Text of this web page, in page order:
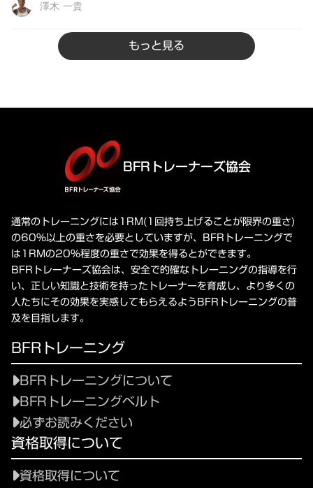
澤木 一貴
もっと見る
BFRトレーナーズ協会
通常のトレーニングには1RM(1回持ち上げることが限界の重さ)
の60%以上の重さを必要としていますが、BFRトレーニングで
は1RMの20%程度の重さで効果を得るとができます。
BFRトレーナーズ協会は、安全で的確なトレーニングの指導を行
い、正しい知識と技術を持ったトレーナーを育成し、より多くの
人たちにその効果を実感してもらえるようBFRトレーニングの普
及を目指します。
BFRトレーニング
BFRトレーニングについて
BFRトレーニングベルト
必ずお読みください
資格取得について
資格取得について